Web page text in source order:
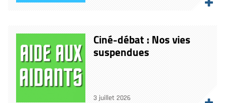
Ciné-débat : Nos vies
suspendues
3 juillet 2026